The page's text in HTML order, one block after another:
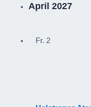
April 2027
Fr. 2